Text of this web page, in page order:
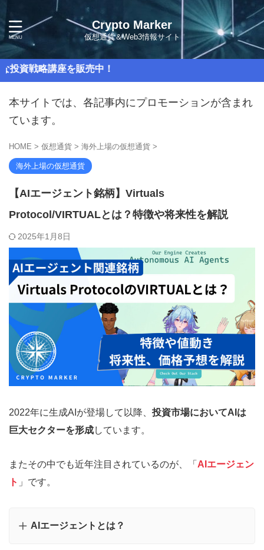
Crypto Marker
仮想通貨＆Web3情報サイト
座を販売中！
本サイトでは、各記事内にプロモーションが含まれ
ています。
HOME > 仮想通貨 > 海外上場の仮想通貨 >
海外上場の仮想通貨
【AIエージェント銘柄】Virtuals
Protocol/VIRTUALとは？特徴や将来性を解説
2025年1月8日
2022年に生成AIが登場して以降、 投資市場においてAIは
巨大セクターを形成しています。
またその中でも近年注目されているのが、「 AIエージェン
ト 」です。
AIエージェントとは？